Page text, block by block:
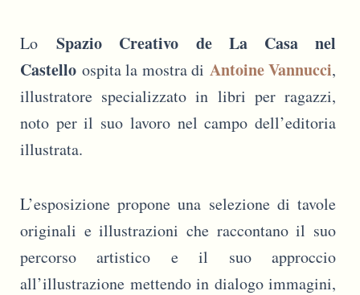
LoSpazio Creativo de La Casa nel
Castello ospita la mostra di Antoine Vannucci,
illustratore specializzato in libri per ragazzi,
noto per il suo lavoro nel campo dell’editoria
illustrata.
L’esposizione propone una selezione di tavole
originali e illustrazioni che raccontano il suo
percorso artistico e il suo approccio
all’illustrazione mettendo in dialogo immagini,